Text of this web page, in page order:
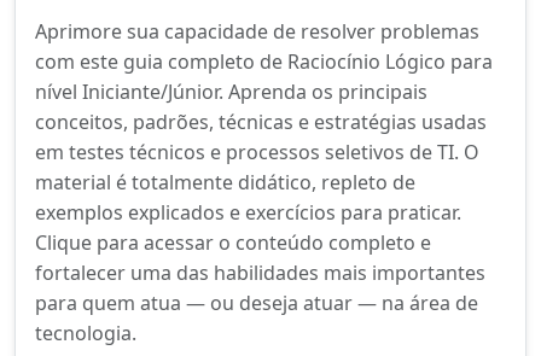
Aprimore sua capacidade de resolver problemas
com este guia completo de Raciocínio Lógico para
nível Iniciante/Júnior. Aprenda os principais
conceitos, padrões, técnicas e estratégias usadas
em testes técnicos e processos seletivos de TI. O
material é totalmente didático, repleto de
exemplos explicados e exercícios para praticar.
Clique para acessar o conteúdo completo e
fortalecer uma das habilidades mais importantes
para quem atua — ou deseja atuar — na área de
tecnologia.